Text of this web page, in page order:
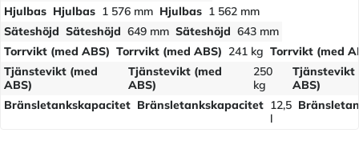
Hjulbas Hjulbas 1 576 mm Hjulbas 1 562 mm
Säteshöjd Säteshöjd 649 mm Säteshöjd 643 mm
Torrvikt (med ABS) Torrvikt (med ABS) 241 kg Torrvikt (med
Tjänstevikt (med
ABS)
Tjänstevikt (med
ABS)
250
kg
Tjänstevikt
ABS)
Bränsletankskapacitet Bränsletankskapacitet 12,5
l